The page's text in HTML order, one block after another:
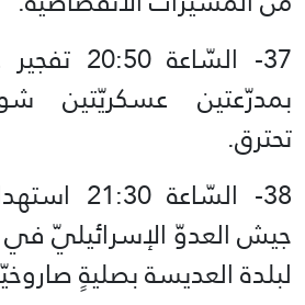
37-
بمدرّعتين عسكريّتين
تحترق.
38-
جيش العدوّ الإسرائيليّ في
لبلدة العديسة بصليةٍ